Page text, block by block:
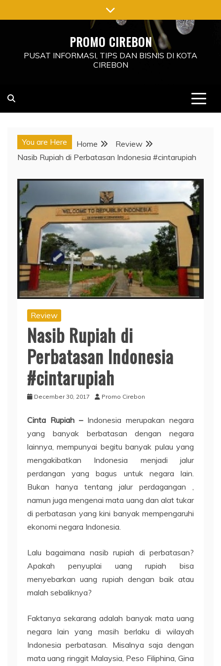
to
PROMO CIREBON
PUSAT INFORMASI, TIPS DAN BISNIS DI KOTA
CIREBON
You are Here Home
Review
Nasib Rupiah di Perbatasan Indonesia #cintarupiah
Review
Nasib Rupiah di
Perbatasan Indonesia
#cintarupiah
December 30, 2017 Promo Cirebon
Cinta Rupiah –Indonesia merupakan negara
yang banyak berbatasan dengan negara
lainnya, mempunyai begitu banyak pulau yang
mengakibatkan Indonesia menjadi jalur
perdangan yang bagus untuk negara lain.
Bukan hanya tentang jalur perdagangan ,
namun juga mengenai mata uang dan alat tukar
di perbatasan yang kini banyak mempengaruhi
ekonomi negara Indonesia.
Lalu bagaimana nasib rupiah di perbatasan?
Apakah penyuplai uang rupiah bisa
menyebarkan uang rupiah dengan baik atau
malah sebaliknya?
Faktanya sekarang adalah banyak mata uang
negara lain yang masih berlaku di wilayah
Indonesia perbatasan. Misalnya saja dengan
mata uang ringgit Malaysia, Peso Filiphina, Gina